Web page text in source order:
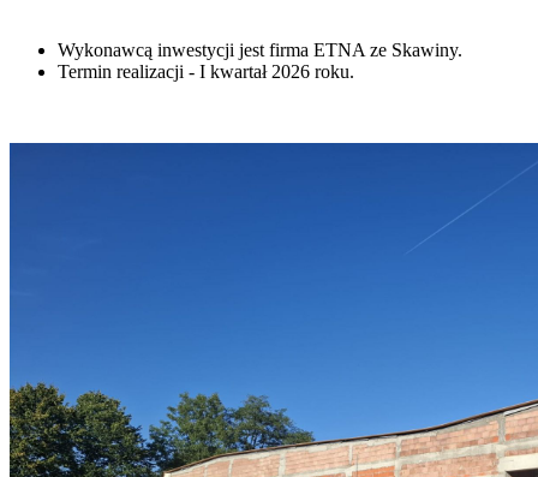
Wykonawcą inwestycji jest firma ETNA ze Skawiny.
Termin realizacji - I kwartał 2026 roku.